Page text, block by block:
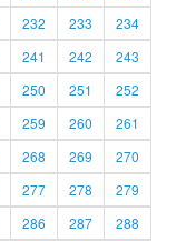
232 233
234
241 242
243
250 251
252
259 260
261
268 269
270
277 278
279
286 287 288